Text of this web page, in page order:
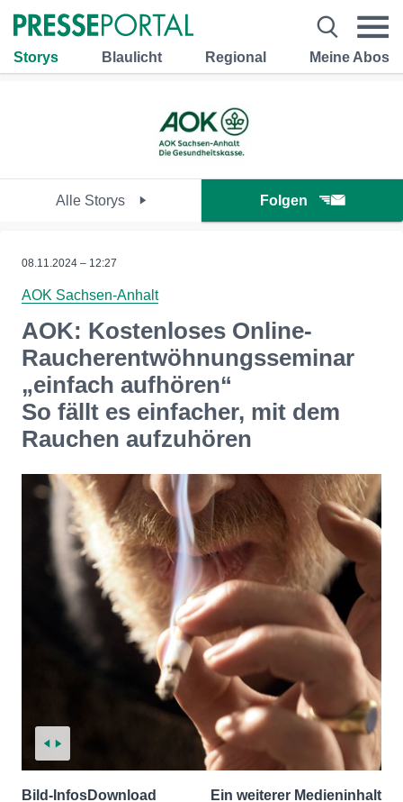
Storys Blaulicht Regional Meine Abos
Alle Storys Folgen
08.11.2024 – 12:27
AOK Sachsen-Anhalt
AOK: Kostenloses Online-
Raucherentwöhnungsseminar
„einfach aufhören“
So fällt es einfacher, mit dem
Rauchen aufzuhören
Bild-InfosDownload Ein weiterer Medieninhalt